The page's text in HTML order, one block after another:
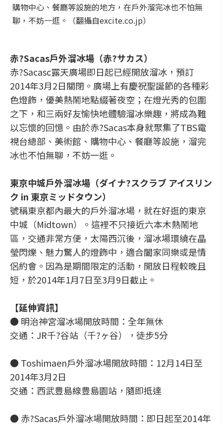
購物中心、餐廳等設施的地方，在戶外溜完冰也不怕無
聊，不妨一逛。（翻攝自excite.co.jp）
赤?Sacas戶外溜冰場（赤?サカス）
赤?Sacasc露天廣場即日起已經開放溜冰，預訂
2014年3月2日關閉。廣場上有慶祝聖誕節的各種彩
色燈飾，優美熱鬧地點綴著夜空；在燈光秀的包圍
之下，和三兩好友愉快地體驗溜冰樂趣，將成為難
以忘懷的回憶。由於赤?Sacas本身就聚集了TBS電
視台總部、美術館、購物中心、餐廳等設施，溜完
冰也不怕無聊，不妨一逛。
東京中城戶外溜冰場（ダイナ?スクラブ アイスリン
ク in 東京ミッドタウン）
號稱東京都內最大的戶外溜冰場，就在好逛的東京
中城（Midtown）。這裡不只接近六本木熱鬧地
區，交通非常方便，太陽西沉後，溜冰場環繞在晶
瑩閃爍、魅力驚人的燈飾中，適合闔家同樂或是情
侶約會。因為是期間限定的活動，開放日程較晚且
短，於2014年1月7日至3月9日截止。
【延伸資訊】
● 明治神宮溜冰場開放時間：全年無休
交通：JR千?谷站（千?ヶ谷），徒步5分
● Toshimaen戶外溜冰場開放時間：12月14日至
2014年3月2日
交通：西武豊島線豊島園站，隨即抵達
● 赤?Sacas戶外溜冰場開放時間：即日起至2014年